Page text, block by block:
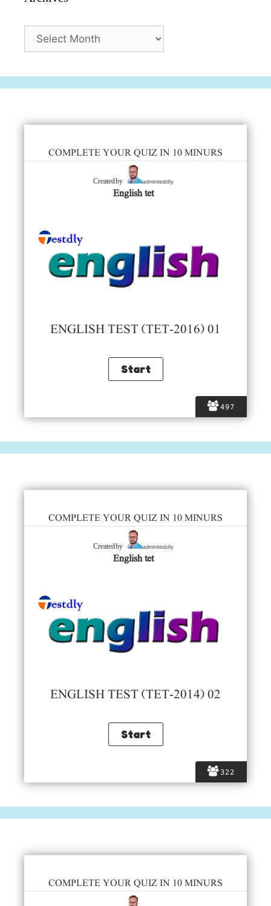
497
COMPLETE YOUR QUIZ IN 10 MINURS
Created by admintestdly
English tet
ENGLISH TEST (TET-2016) 01
322
COMPLETE YOUR QUIZ IN 10 MINURS
Created by admintestdly
English tet
ENGLISH TEST (TET-2014) 02
COMPLETE YOUR QUIZ IN 10 MINURS